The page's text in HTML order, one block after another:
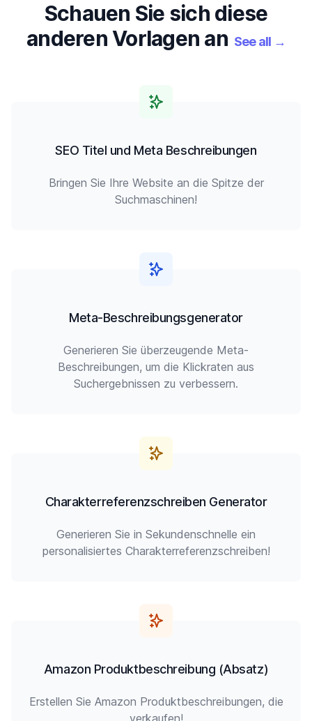
Schauen Sie sich diese
anderen Vorlagen an See all →
SEO Titel und Meta Beschreibungen
Bringen Sie Ihre Website an die Spitze der
Suchmaschinen!
Meta-Beschreibungsgenerator
Generieren Sie überzeugende Meta-
Beschreibungen, um die Klickraten aus
Suchergebnissen zu verbessern.
Charakterreferenzschreiben Generator
Generieren Sie in Sekundenschnelle ein
personalisiertes Charakterreferenzschreiben!
Amazon Produktbeschreibung (Absatz)
Erstellen Sie Amazon Produktbeschreibungen, die
verkaufen!